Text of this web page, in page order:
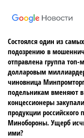
Состоялся один из
подозрению в
отправлена группа
долларовым
чиновница
подельникам вменяют
концессионеры
продукции российского
Минобороны. Ущерб
ими?